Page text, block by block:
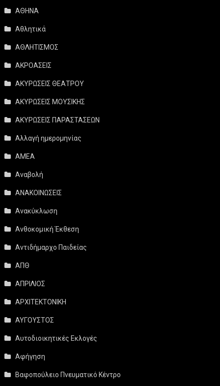
ΑΘΗΝΑ
Αθλητικά
ΑΘΛΗΤΙΣΜΟΣ
ΑΚΡΟΑΣΕΙΣ
ΑΚΥΡΩΣΕΙΣ ΘΕΑΤΡΟΥ
ΑΚΥΡΩΣΕΙΣ ΜΟΥΣΙΚΗΣ
ΑΚΥΡΩΣΕΙΣ ΠΑΡΑΣΤΑΣΕΩΝ
Αλλαγή ημερομηνίας
ΑΜΕΑ
Αναβολή
ΑΝΑΚΟΙΝΩΣΕΙΣ
Ανακύκλωση
Ανθοκομική Έκθεση
Αντιδήμαρχο Παιδείας
ΑΠΘ
ΑΠΡΙΛΙΟΣ
ΑΡΧΙΤΕΚΤΟΝΙΚΗ
ΑΥΓΟΥΣΤΟΣ
Αυτοδιοικητικές Εκλογές
Αφήγηση
Βαφοπούλειο Πνευματικό Κέντρο